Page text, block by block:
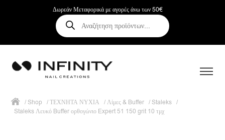
Δωρεάν Μεταφορικά με αγορές άνω των 50€
Αναζήτηση
προϊόντων
/Shop /ΤΕΧΝΗΤΑ ΝΥΧΙΑ /Λίμες & Buffer /Staleks /
Staleks Λευκό Buffer ορθογώνιο Expert 51 150 grit 10 τμχ